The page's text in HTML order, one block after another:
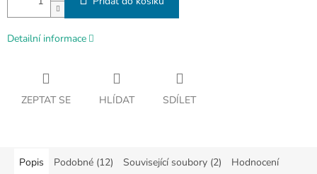
Detailní informace
ZEPTAT SE HLÍDAT SDÍLET
Popis Podobné (12) Související soubory (2) Hodnocení